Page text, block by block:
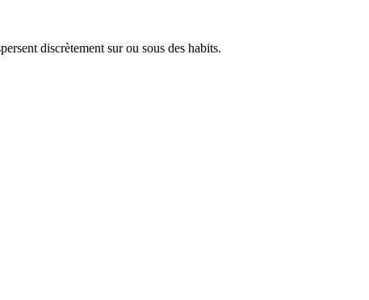
discrètement sur ou sous des habits.